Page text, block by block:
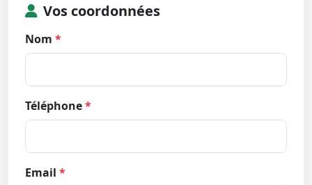
Vos coordonnées
Nom *
Téléphone*
Email *